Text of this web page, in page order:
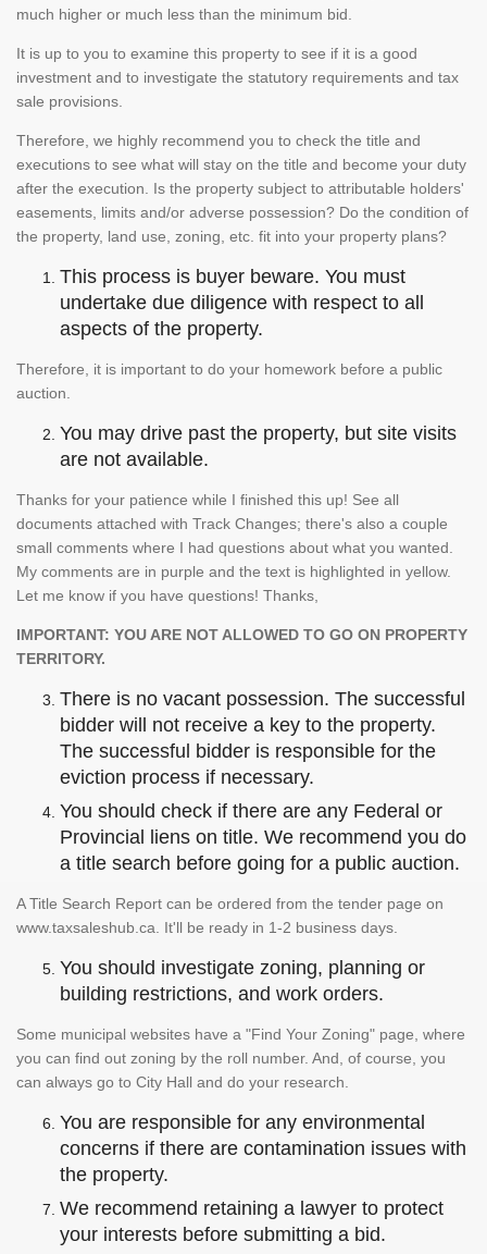
much higher or much less than the minimum bid.
It is up to you to examine this property to see if it is a good
investment and to investigate the statutory requirements and tax
sale provisions.
Therefore, we highly recommend you to check the title and
executions to see what will stay on the title and become your duty
after the execution. Is the property subject to attributable holders'
easements, limits and/or adverse possession? Do the condition of
the property, land use, zoning, etc. fit into your property plans?
This process is buyer beware. You must
undertake due diligence with respect to all
aspects of the property.
Therefore, it is important to do your homework before a public
auction.
You may drive past the property, but site visits
are not available.
Thanks for your patience while I finished this up! See all
documents attached with Track Changes; there's also a couple
small comments where I had questions about what you wanted.
My comments are in purple and the text is highlighted in yellow.
Let me know if you have questions! Thanks,
IMPORTANT: YOU ARE NOT ALLOWED TO GO ON PROPERTY
TERRITORY.
There is no vacant possession. The successful
bidder will not receive a key to the property.
The successful bidder is responsible for the
eviction process if necessary.
You should check if there are any Federal or
Provincial liens on title. We recommend you do
a title search before going for a public auction.
A Title Search Report can be ordered from the tender page on
www.taxsaleshub.ca. It'll be ready in 1-2 business days.
You should investigate zoning, planning or
building restrictions, and work orders.
Some municipal websites have a "Find Your Zoning" page, where
you can find out zoning by the roll number. And, of course, you
can always go to City Hall and do your research.
You are responsible for any environmental
concerns if there are contamination issues with
the property.
We recommend retaining a lawyer to protect
your interests before submitting a bid.